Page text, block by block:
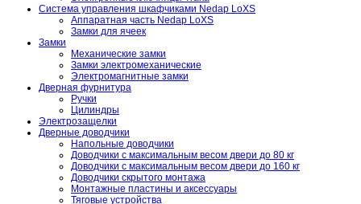
Система управления шкафчиками Nedap LoXS
Аппаратная часть Nedap LoXS
Замки для ячеек
Замки
Механические замки
Замки электромеханические
Электромагнитные замки
Дверная фурнитура
Ручки
Цилиндры
Электрозащелки
Дверные доводчики
Напольные доводчики
Доводчики с максимальным весом двери до 80 кг
Доводчики с максимальным весом двери до 160 кг
Доводчики скрытого монтажа
Монтажные пластины и аксессуары
Тяговые устройства